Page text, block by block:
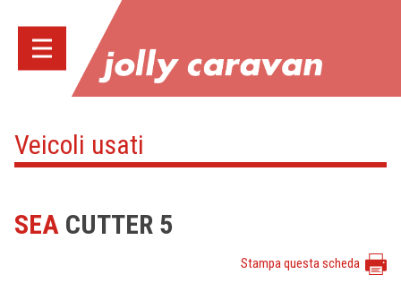
Veicoli usati
SEA CUTTER 5
Stampa questa scheda